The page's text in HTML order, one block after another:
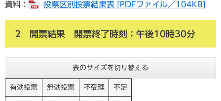
資料： 投票区別投票結果表 [PDFファイル／104KB]
2 開票結果 開票終了時刻：午後10時30分
表のサイズを切り替える
有効投票 無効投票 不受理 不足